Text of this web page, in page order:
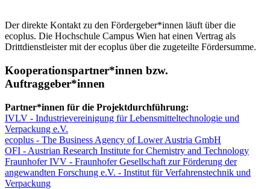
Der direkte Kontakt zu den Fördergeber*innen läuft über die
ecoplus. Die Hochschule Campus Wien hat einen Vertrag als
Drittdienstleister mit der ecoplus über die zugeteilte Fördersumme.
Kooperationspartner*innen bzw.
Auftraggeber*innen
Partner*innen für die Projektdurchführung:
IVLV - Industrievereinigung für Lebensmitteltechnologie und
Verpackung e.V.
ecoplus - The Business Agency of Lower Austria GmbH
OFI - Austrian Research Institute for Chemistry and Technology
Fraunhofer IVV - Fraunhofer Gesellschaft zur Förderung der
angewandten Forschung e.V. ‐ Institut für Verfahrenstechnik und
Verpackung